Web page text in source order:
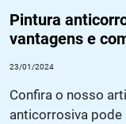
Pintura
vantagens e
23/01/2024
Confira o nosso
anticorrosiva pode